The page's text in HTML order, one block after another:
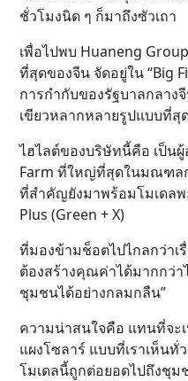
ชั่วโมงนิด ๆ ก็มาถึงซัวเถา
เพื่อไปพบ Huaneng
ที่สุดของจีน จัดอยู่ใน “Big
การกำกับของรัฐบาลกลาง
เขียวหลากหลายรูปแบบที่สุ
ไฮไลต์ของบริษัทนี้คือ เป็นผู้
Farm ที่ใหญ่ที่สุดในมณฑล
ที่สำคัญยังมาพร้อมโมเดลพ
Plus (Green + X)
ที่มองข้ามช็อตไปไกลกว่าเ
ต้องสร้างคุณค่าได้มากกว่า
ชุมชนได้อย่างกลมกลืน”
ความน่าสนใจคือ แทนที่จะ
แผงโซลาร์ แบบที่เราเห็นทั่
โมเดลนี้ถูกต่อยอดไปถึงชุม